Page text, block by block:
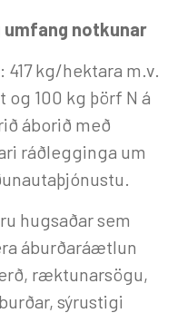
umfang notkunar
kg/hektara m.v.
100 kg þörf N á
áborið með
ráðlegginga um
hugsaðar sem
áburðaráætlun
ræktunarsögu,
sýrustigi